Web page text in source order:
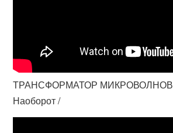
ТРАНСФОРМАТОР
Наоборот /